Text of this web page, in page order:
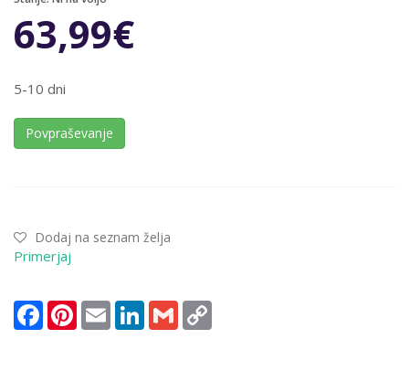
63,99€
5-10 dni
Povpraševanje
Dodaj na seznam želja
Primerjaj
FacebookPinterest
Email LinkedInGmail